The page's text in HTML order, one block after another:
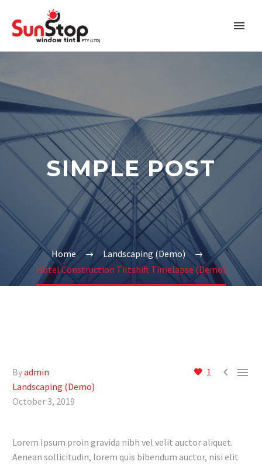
SIMPLE POST
Home
Landscaping (Demo)
Hotel Construction Tiltshift Timelapse (Demo)
1  
Byadmin
Landscaping (Demo)
October 3, 2019
Lorem Ipsum proin gravida nibh vel velit auctor aliquet.
Aenean sollicitudin, lorem quis bibendum auctor, nisi elit